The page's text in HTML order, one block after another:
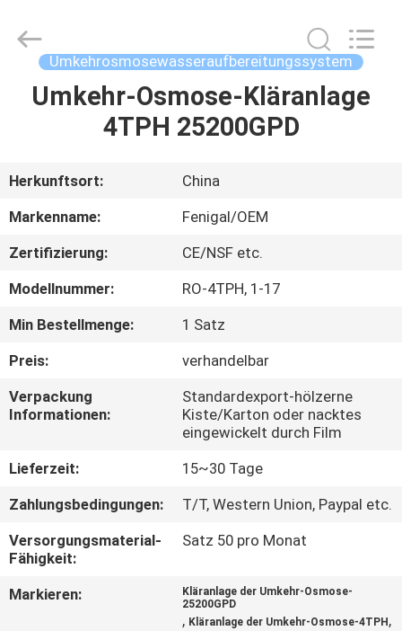
HAUS
ÜBER
UNS
FABRIK-
AUSFLUG
QUALITÄTSKONTROLLE
SIE
MIT
UNS
IN
VERBINDUNG
Reserved.
Umkehrosmosewasseraufbereitungssystem
Umkehr-Osmose-Kläranlage
4TPH 25200GPD
Herkunftsort:
China
Markenname:
Fenigal/OEM
Zertifizierung:
CE/NSF etc.
Modellnummer:
RO-4TPH, 1-17
Min Bestellmenge:
1 Satz
Preis:
verhandelbar
Verpackung
Informationen:
Standardexport-hölzerne
Kiste/Karton oder nacktes
eingewickelt durch Film
Lieferzeit:
15~30 Tage
Zahlungsbedingungen:
T/T, Western Union, Paypal etc.
Versorgungsmaterial-
Fähigkeit:
Satz 50 pro Monat
Markieren:
Kläranlage der Umkehr-Osmose-
25200GPD
, Kläranlage der Umkehr-Osmose-4TPH ,